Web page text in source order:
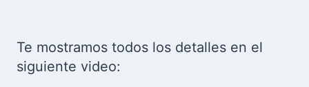
Te mostramos todos los detalles en el
siguiente video: